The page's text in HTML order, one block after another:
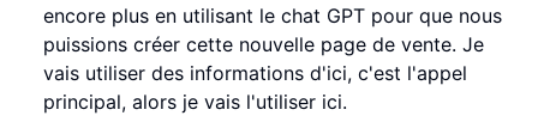
encore plus en utilisant le chat GPT pour que nous
puissions créer cette nouvelle page de vente. Je
vais utiliser des informations d'ici, c'est l'appel
principal, alors je vais l'utiliser ici.